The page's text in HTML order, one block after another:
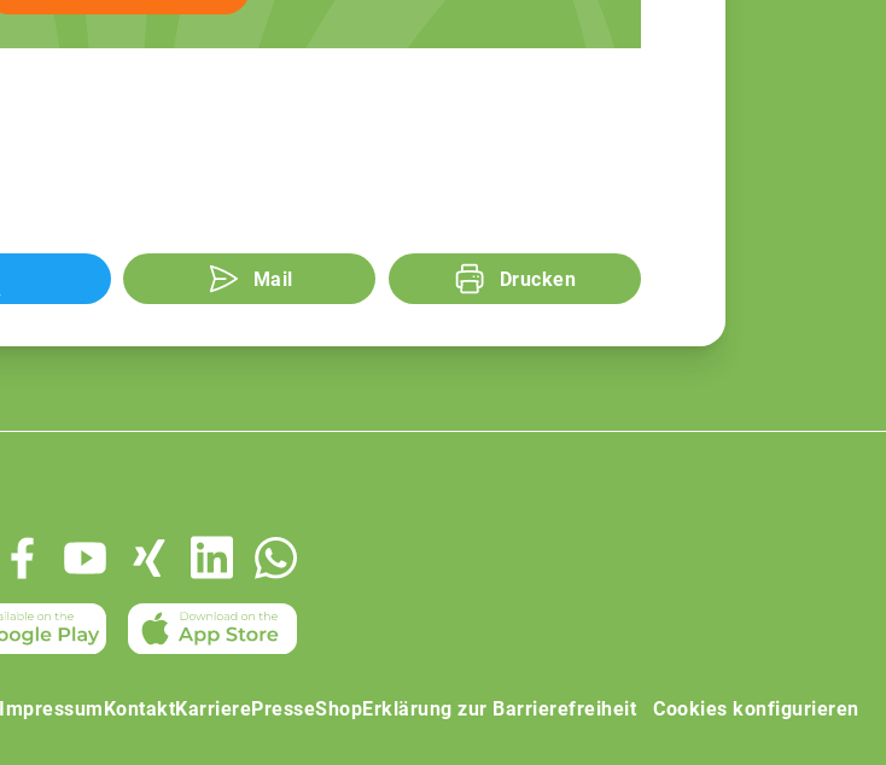
Mail Drucken
Impressum KontaktKarrierePresseShopErklärung zur Barrierefreiheit Cookies konfigurieren